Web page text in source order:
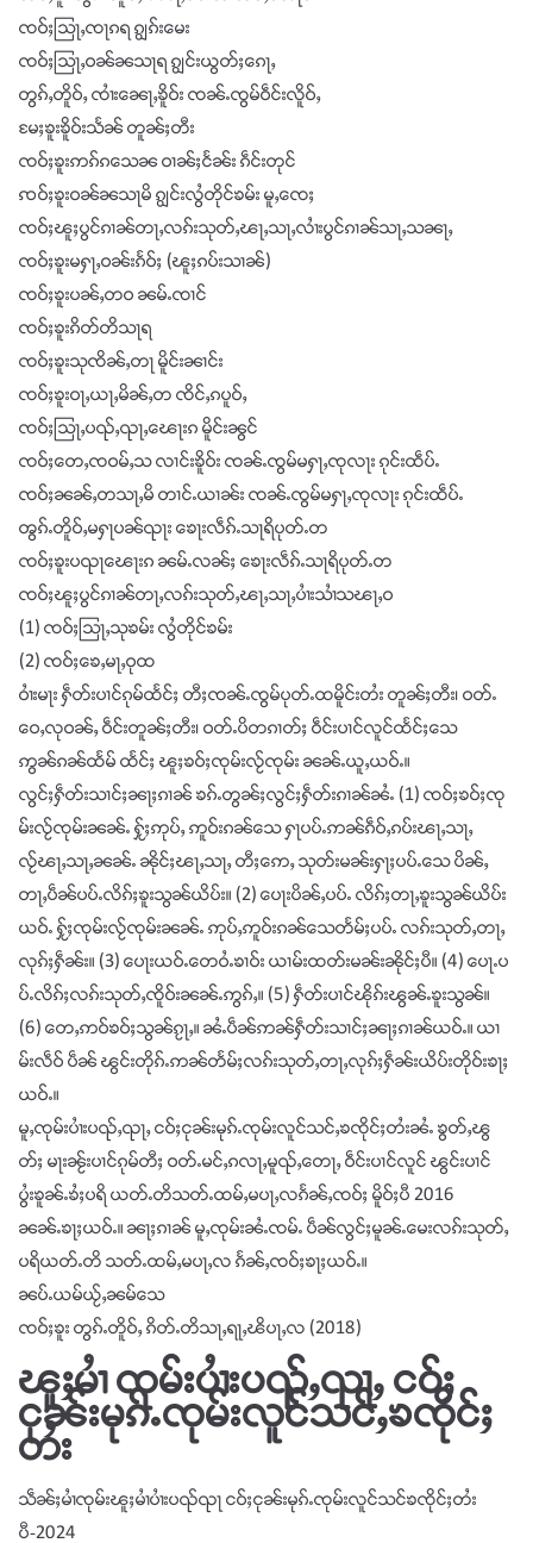
ၸဝ်ႈသြႃႇၸႃၵရ ၵျွၵ်းမေး
ၸဝ်ႈသြႃႇဝၼ်ၼသႃရ ၵျွင်းယွတ်ႈၵေႃႇ
တွၵ်ႇတိူဝ်ႇ ၸၢႆးၼေႃႇၶိူဝ်း ၸၼ်ႉၸွမ်ဝဵင်းလိူဝ်ႇ
မႄႈၶူးၶိူဝ်းသႅၼ် တူၼ်ႈတီး
ၸဝ်ႈၶူးဢၵ်ၵသေၼ ဝၢၼ်ႈငႅၼ်း ၵဵင်းတုင်
ꩡဝ်ႈၶူးဝၼ်ၼသႃမိ ၵျွင်းလွႆတိုင်ၶမ်း မူႇၸေႈ
ၸဝ်ႈၽူႈပွင်ၵၢၼ်တႃႇလၵ်းသုတ်ႇၽႃႇသႃႇလၢႆးပွင်ၵၢၼ်သႃႇသၼႃႇ
ၸဝ်ႈၶူးမႁႃႇဝၼ်းၵႅဝ်ႈ (ၽူႈၵပ်းသၢၼ်)
ၸဝ်ႈၶူးပၼ်ႇတဝ ၼမ်ႉၸၢင်
ၸဝ်ႈၶူးၵိတ်တိသႃရ
ၸဝ်ႈၶူးသုၸိၼ်ႇတႃ မိူင်းၼၢင်း
ၸဝ်ႈၶူးဝႃႇယႃႇမိၼ်ႇတ ၸိင်ႇၵပူဝ်ႇ
ၸဝ်ႈသြႃႇပၺ်ႇၺႃႇၽေႃးၵ မိူင်းၼွင်
ၸဝ်ႈတေႇၸဝမ်ႇသ လၢင်းၶိူဝ်း ၸၼ်ႉၸွမ်မႁႃႇၸုလႃး ၵုင်းထဵပ်ႉ
ၸဝ်ႈၼၼ်ႇတသႃႇမိ တၢင်ႉယၢၼ်း ၸၼ်ႉၸွမ်မႁႃႇၸုလႃး ၵုင်းထဵပ်ႉ
ၻွၵ်ႉတိူဝ်ႇမႁႃပၼ်ၺႃး ၶေႃးလဵၵ်ႉသႃရိပုတ်ႉတ
ၸဝ်ႈၶူးပၺႃၽေႃးၵ ၼမ်ႉလၼ်ႈ ၶေႃးလဵၵ်ႉသႃရိပုတ်ႉတ
ၸဝ်ႈၽူႈပွင်ၵၢၼ်တႃႇလၵ်းသုတ်ႇၽႃႇသႃႇပၢႆးသၢႆသၽႃႇဝ
(1) ၸဝ်ႈသြႃႇသုၶမ်း လွႆတိုင်ၶမ်း
(2) ၸဝ်ႈၶေႇမႃႇဝုထ
ဝၢႆးမႃး ႁဵတ်းပၢင်ၵုမ်ထႅင်ႈ တီႈၸၼ်ႉၸွမ်ပုတ်ႉထမိူင်းတႆး တူၼ်ႈတီး၊ ဝတ်ႉ
ဝေႇလုဝၼ်ႇ ဝဵင်းတူၼ်ႈတီး၊ ဝတ်ႉပိတၵၢတ်ႈ ဝဵင်းပၢင်လူင်ထႅင်ႈသေ
ဢွၼ်ၵၼ်ထႅမ် ထႅင်ႈ ၽူႈၶဝ်ႈၸုမ်းလႂ်ၸုမ်း ၼၼ်ႉယူႇယဝ်ႉ။
လွင်ႈႁဵတ်းသၢင်ႈၼႃႈၵၢၼ် ၶၵ်ႉတွၼ်ႈလွင်ႈႁဵတ်းၵၢၼ်ၼႆႉ (1) ၸဝ်ႈၶဝ်ႈၸု
မ်းလႂ်ၸုမ်းၼၼ်ႉ ႁႂ်ႈဢုပ်ႇ ဢူဝ်းၵၼ်သေ ႁႃပပ်ႉဢၼ်ၵဵဝ်ႇၵပ်းၽႃႇသႃႇ
လႂ်ၽႃႇသႃႇၼၼ်ႉ ၼိုင်ႈၽႃႇသႃႇ တီႈဢေႇ သုတ်းမၼ်းႁႃႈပပ်ႉသေ ပိၼ်ႇ
တႃႇပဵၼ်ပပ်ႉလိၵ်ႈၶူးသွၼ်ယိပ်း။ (2) ပေႃးပိၼ်ႇပပ်ႉ လိၵ်ႈတႃႇၶူးသွၼ်ယိပ်း
ယဝ်ႉ ႁႂ်ႈၸုမ်းလႂ်ၸုမ်းၼၼ်ႉ ဢုပ်ႇဢူဝ်းၵၼ်သေတႅမ်ႈပပ်ႉ လၵ်းသုတ်ႇတႃႇ
လုၵ်ႈႁဵၼ်း။ (3) ပေႃးယဝ်ႉတေဝႆႉၶၢဝ်း ယၢမ်းထတ်းမၼ်းၼိုင်ႈပီ။ (4) ပေႃႉပ
ပ်ႉလိၵ်ႈလၵ်းသုတ်ႇၸိူဝ်းၼၼ်ႉဢွၵ်ႇ။ (5) ႁဵတ်းပၢင်ၽိုၵ်းၽွၼ်ႉၶူးသွၼ်။
(6) တေႇဢဝ်ၶဝ်ႈသွၼ်ၵႂႃႇ။ ၼႆႉပဵၼ်ဢၼ်ႁဵတ်းသၢင်ႈၼႃႈၵၢၼ်ယဝ်ႉ။ ယၢ
မ်းလဵဝ် ပဵၼ် ၽွင်းတိုၵ်ႉဢၼ်တႅမ်ႈလၵ်းသုတ်ႇတႃႇလုၵ်ႈႁဵၼ်းယိပ်းတိုဝ်းၶႃႈ
ယဝ်ႉ။
မူႇၸုမ်းပၢႆးပၺ်ႇၺႃႇ ငဝ်ႈငုၼ်းမုၵ်ႉၸုမ်းလူင်သင်ႇၶၸိုင်ႈတႆးၼႆႉ ၶွတ်ႇၽွ
တ်ႈ မႃးၼႂ်းပၢင်ၵုမ်တီႈ ဝတ်ႉမင်ႇၵလႃႇမူၺ်ႇတေႃႇ ဝဵင်းပၢင်လူင် ၽွင်းပၢင်
ပွႆးၶူၼ်ႉၶႆႈပရိ ယတ်ႉတိသတ်ႉထမ်ႇမပႃႇလၵႅၼ်ႇၸဝ်ႈ မိူဝ်ႈပီ 2016
ၼၼ်ႉၶႃႈယဝ်ႉ။ ၼႃႈၵၢၼ် မူႇၸုမ်းၼႆႉၸမ်ႉ ပဵၼ်လွင်ႈမူၼ်ႉမေးလၵ်းသုတ်ႇ
ပရိယတ်ႉတိ သတ်ႉထမ်ႇမပႃႇလ ၵႅၼ်ႇၸဝ်ႈၶႃႈယဝ်ႉ။
ၼပ်ႉယမ်ယႂ်ႇၼမ်သေ
ၸဝ်ႈၶူး တွၵ်ႉတိူဝ်ႇ ၵိတ်ႉတိသႃႇရႃႇၽိပႃႇလ (2018)
ၽူႈမၢႆ ၸုမ်းပၢႆးပၺ်ႇၺႃႇ ငဝ်ႈ
ငုၼ်းမုၵ်ႉၸုမ်းလူင်သင်ႇၶၸိုင်ႈ
တႆး
သဵၼ်ႈမၢႆၸုမ်းၽူႈမၢႆပၢႆးပၺ်ၺႃ ငဝ်ႈငုၼ်းမုၵ်ႉၸုမ်းလူင်သင်ၶၸိုင်ႈတႆး
ပီ-2024